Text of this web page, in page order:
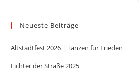
Neueste Beiträge
Altstadtfest 2026 | Tanzen für Frieden
Lichter der Straße 2025